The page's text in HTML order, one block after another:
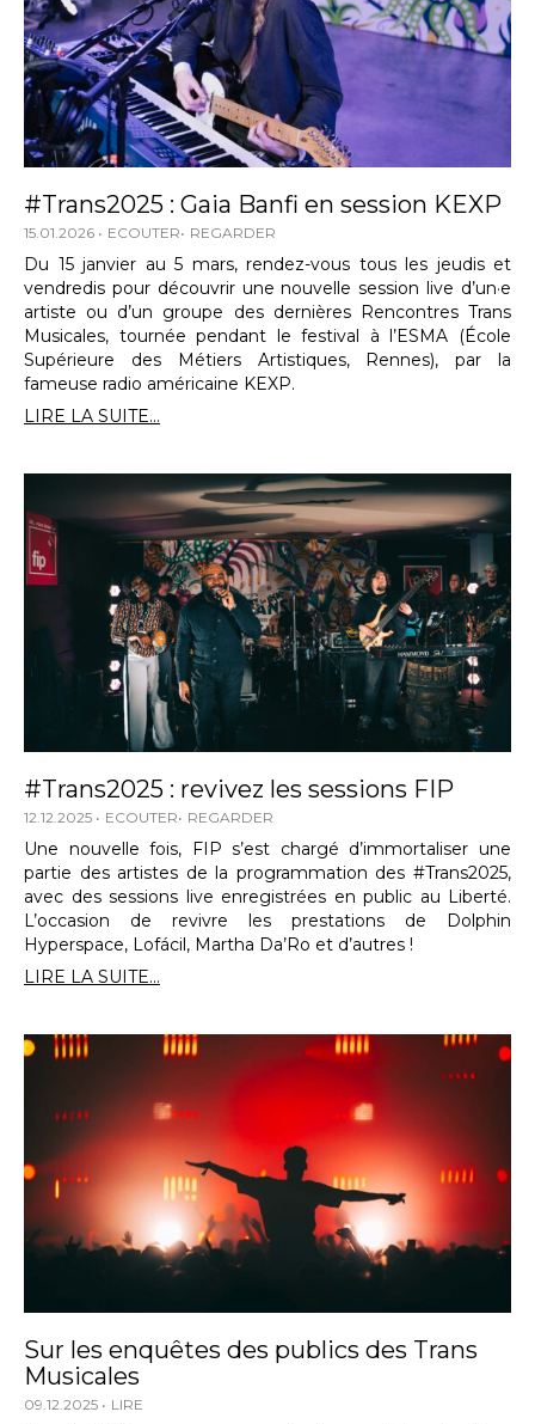
#Trans2025 : Gaia Banfi en session KEXP
15.01.2026 ECOUTER REGARDER
Du 15 janvier au 5 mars, rendez-vous tous les jeudis et
vendredis pour découvrir une nouvelle session live d’un·e
artiste ou d’un groupe des dernières Rencontres Trans
Musicales, tournée pendant le festival à l’ESMA (École
Supérieure des Métiers Artistiques, Rennes), par la
fameuse radio américaine KEXP.
LIRE LA SUITE...
#Trans2025 : revivez les sessions FIP
12.12.2025 ECOUTER REGARDER
Une nouvelle fois, FIP s’est chargé d’immortaliser une
partie des artistes de la programmation des #Trans2025,
avec des sessions live enregistrées en public au Liberté.
L’occasion de revivre les prestations de Dolphin
Hyperspace, Lofácil, Martha Da’Ro et d’autres !
LIRE LA SUITE...
Sur les enquêtes des publics des Trans
Musicales
09.12.2025 LIRE